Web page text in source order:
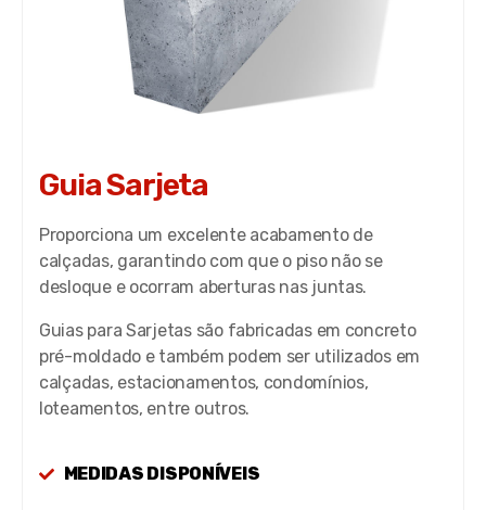
Guia Sarjeta
Proporciona um excelente acabamento de
calçadas, garantindo com que o piso não se
desloque e ocorram aberturas nas juntas.
Guias para Sarjetas são fabricadas em concreto
pré-moldado e também podem ser utilizados em
calçadas, estacionamentos, condomínios,
loteamentos, entre outros.
MEDIDAS DISPONÍVEIS